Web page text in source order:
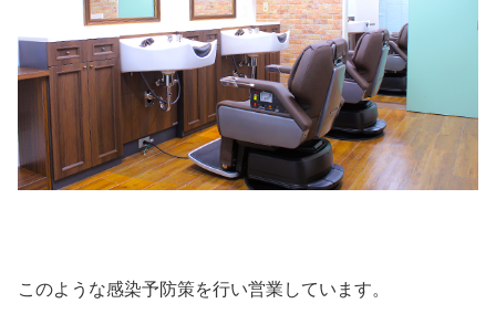
このような感染予防策を行い営業しています。